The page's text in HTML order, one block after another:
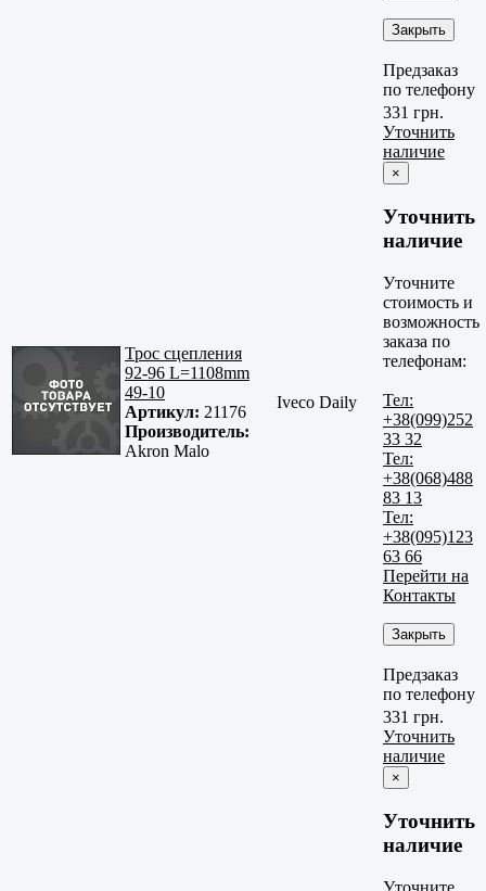
Закрыть
Предзаказ
по телефону
Трос сцепления
92-96 L=1108mm
49-10
Артикул: 21176
Производитель:
Akron Malo
Iveco Daily
331 грн.
Уточнить
наличие
×
Уточнить
наличие
Уточните
стоимость и
возможность
заказа по
телефонам:
Тел:
+38(099)252
33 32
Тел:
+38(068)488
83 13
Тел:
+38(095)123
63 66
Перейти на
Контакты
Закрыть
Предзаказ
по телефону
331 грн.
Уточнить
наличие
×
Уточнить
наличие
Уточните